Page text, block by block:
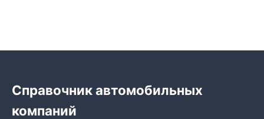
Справочник автомобильных
компаний